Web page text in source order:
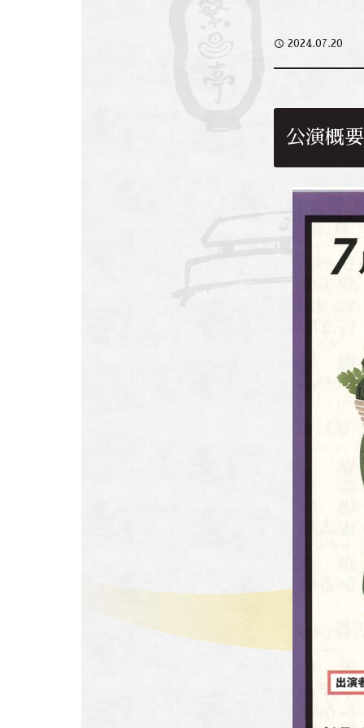
access_time 2024.07.20
公演概要